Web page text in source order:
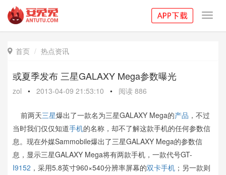
 首页 热点资讯
或夏季发布 三星GALAXY Mega参数曝光
zol • 2013-04-09 21:53:10 • 阅读 886
前两天三星爆出了一款名为三星GALAXY Mega的产品 ，不过
当时我们仅仅知道手机的名称，却不了解这款手机的任何参数信
息。现在外媒Sammobile爆出了三星GALAXY Mega的参数信
息，显示三星GALAXY Mega将有两款手机，一款代号GT-
I9152 ，采用5.8英寸960×540分辨率屏幕的双卡手机 ；另一款则